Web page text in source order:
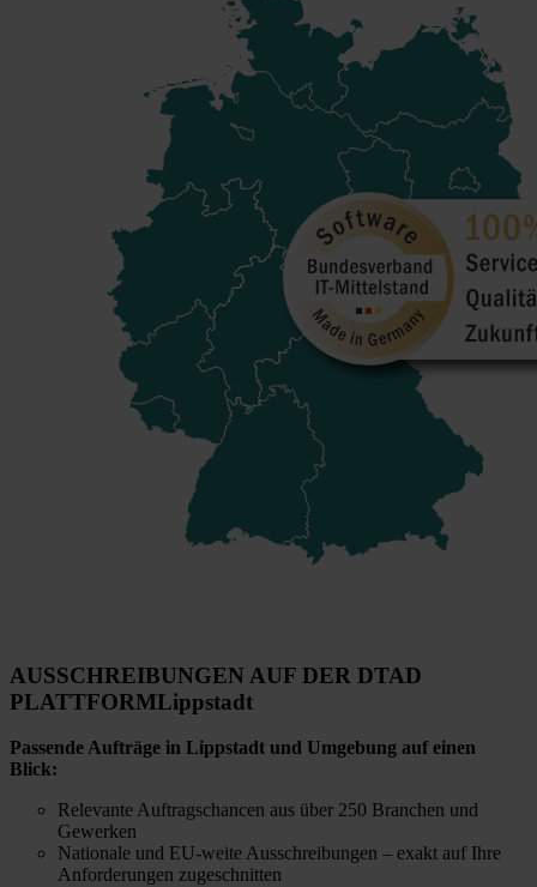
AUSSCHREIBUNGEN AUF DER DTAD
PLATTFORMLippstadt
Passende Aufträge in Lippstadt und Umgebung auf einen
Blick:
Relevante Auftragschancen aus über 250 Branchen und
Gewerken
Nationale und EU-weite Ausschreibungen – exakt auf Ihre
Anforderungen zugeschnitten